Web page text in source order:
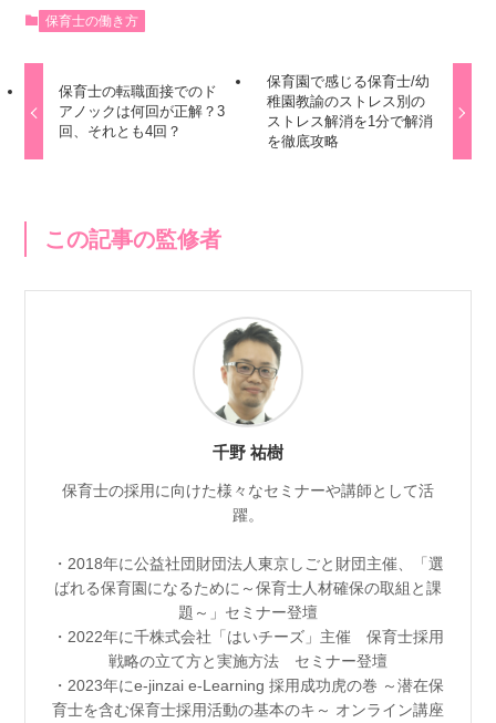
保育士の働き方
保育士の転職面接でのド
アノックは何回が正解？3
回、それとも4回？
保育園で感じる保育士/幼
稚園教諭のストレス別の
ストレス解消を1分で解消
を徹底攻略
この記事の監修者
千野 祐樹
保育士の採用に向けた様々なセミナーや講師として活
躍。
・2018年に公益社団財団法人東京しごと財団主催、「選
ばれる保育園になるために～保育士人材確保の取組と課
題～」セミナー登壇
・2022年に千株式会社「はいチーズ」主催 保育士採用
戦略の立て方と実施方法 セミナー登壇
・2023年にe-jinzai e-Learning 採用成功虎の巻 ～潜在保
育士を含む保育士採用活動の基本のキ～ オンライン講座